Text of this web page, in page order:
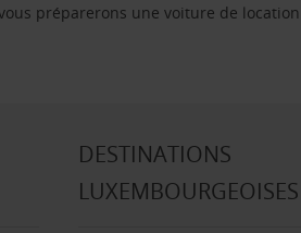
préparerons une voiture de
DESTINATIONS
LUXEMBOURGEOISES